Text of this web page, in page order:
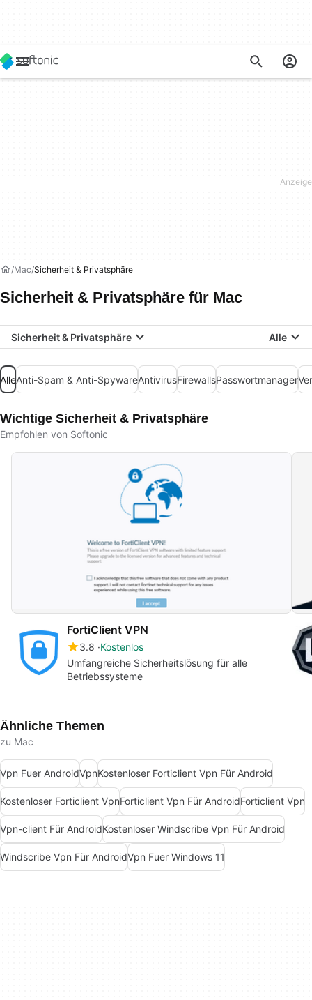
Mac Sicherheit & Privatsphäre
Sicherheit & Privatsphäre für Mac
Sicherheit & Privatsphäre Alle
AlleAnti-Spam & Anti-SpywareAntivirusFirewallsPasswortmanager
Wichtige Sicherheit & Privatsphäre
Empfohlen von Softonic
FortiClient VPN
3.8 Kostenlos
Umfangreiche Sicherheitslösung für alle
Betriebssysteme
Ähnliche Themen
zu Mac
Vpn Fuer AndroidVpnKostenloser Forticlient Vpn Für Android
Kostenloser Forticlient VpnForticlient Vpn Für AndroidForticlient Vpn
Vpn-client Für AndroidKostenloser Windscribe Vpn Für Android
Windscribe Vpn Für AndroidVpn Fuer Windows 11